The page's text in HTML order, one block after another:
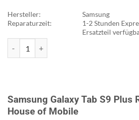
Hersteller:
Samsung
Reparaturzeit:
1-2 Stunden
Ersatzteil
Samsung Galaxy Tab S9 Plus
House of Mobile